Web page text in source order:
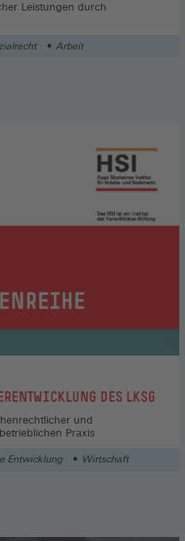
Leistungen durch
Arbeit
DES LKSG
und
Praxis
Entwicklung Wirtschaft